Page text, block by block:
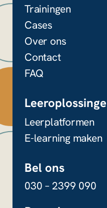
D
i
t
v
e
l
i
s
e
d
Trainingen
Cases
Over ons
Contact
FAQ
Leerplatformen
E-learning maken
Bel ons
030 – 2399 090